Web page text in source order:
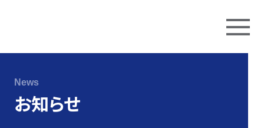
content
News
お知らせ